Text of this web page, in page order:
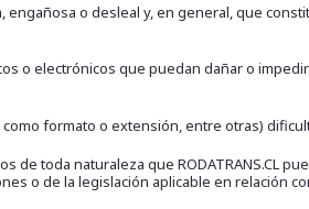
o desleal y, en general, que
electrónicos que puedan dañar o
formato o extensión, entre otras)
de toda naturaleza que RODATRANS.CL
o de la legislación aplicable en relación